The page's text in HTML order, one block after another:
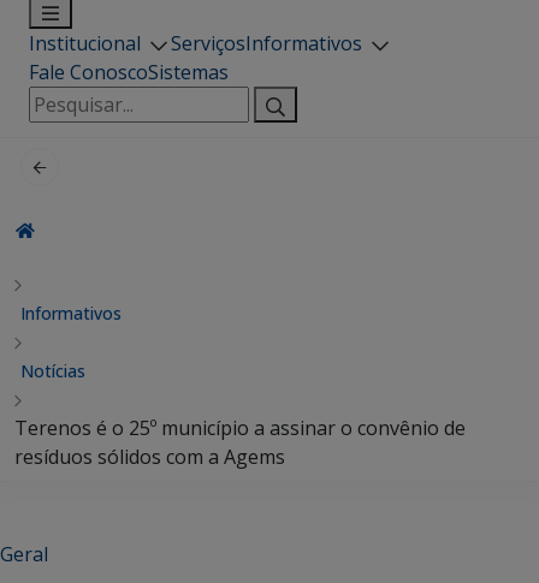
Institucional ServiçosInformativos
Fale ConoscoSistemas
Pesquisar
por:
Informativos
Notícias
Terenos é o 25º município a assinar o convênio de
resíduos sólidos com a Agems
Geral